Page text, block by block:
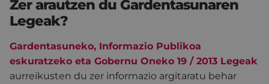
Zer arautzen du Gardentasunaren
Legeak?
Gardentasuneko, Informazio Publikoa
eskuratzeko eta Gobernu Oneko 19 / 2013 Legeak
aurreikusten du zer informazio argitaratu behar